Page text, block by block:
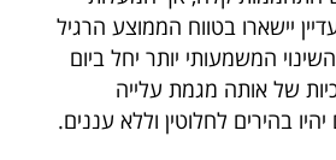
יישארו בטווח הממוצע הרגיל
המשמעותי יותר יחל ביום
של אותה מגמת עלייה
בהירים לחלוטין וללא עננים.